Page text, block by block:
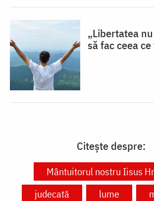
„Libertatea
să fac ceea
Citește despre:
Mântuitorul nostru Iisus
judecată
lume